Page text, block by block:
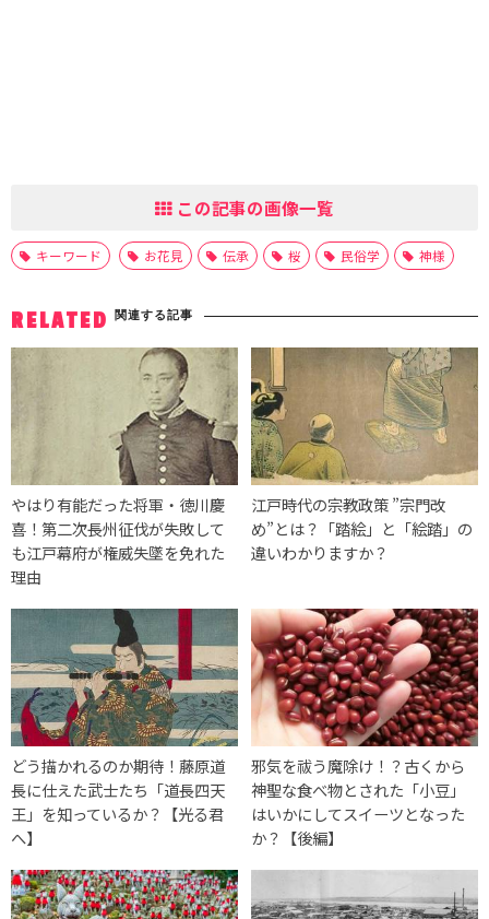
この記事の画像一覧
キーワード お花見 伝承 桜 民俗学 神様
RELATED 関連する記事
やはり有能だった将軍・徳川慶
喜！第二次長州征伐が失敗して
も江戸幕府が権威失墜を免れた
理由
江戸時代の宗教政策 ”宗門改
め”とは？「踏絵」と「絵踏」の
違いわかりますか？
どう描かれるのか期待！藤原道
長に仕えた武士たち「道長四天
王」を知っているか？【光る君
へ】
邪気を祓う魔除け！？古くから
神聖な食べ物とされた「小豆」
はいかにしてスイーツとなった
か？【後編】